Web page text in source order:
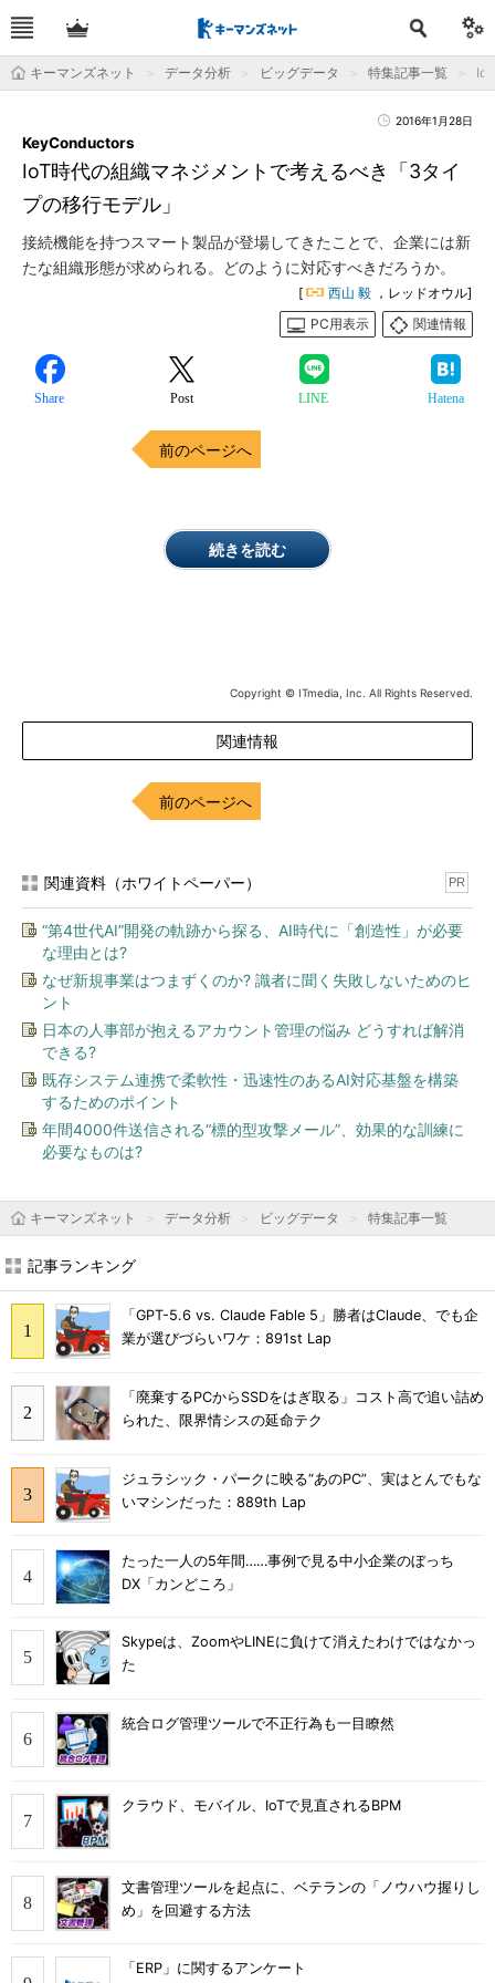
キーマンズネット データ分析 ビッグデータ 特集記事一覧
2016年1月28日
IoT時代の組織マネジメントで考えるべき「3タイ
プの移行モデル」
KeyConductors
接続機能を持つスマート製品が登場してきたことで、企業には新
たな組織形態が求められる。どのように対応すべきだろうか。
[ 西山 毅 ，レッドオウル]
PC用表示
関連情報
Share Post LINE Hatena
前のページへ
続きを読む
Copyright © ITmedia, Inc. All Rights Reserved.
関連情報
前のページへ
関連資料（ホワイトペーパー） PR
“第4世代AI”開発の軌跡から探る、AI時代に「創造性」が必要
な理由とは?
なぜ新規事業はつまずくのか? 識者に聞く失敗しないためのヒ
ント
日本の人事部が抱えるアカウント管理の悩み どうすれば解消
できる?
既存システム連携で柔軟性・迅速性のあるAI対応基盤を構築
するためのポイント
年間4000件送信される“標的型攻撃メール”、効果的な訓練に
必要なものは?
キーマンズネット データ分析 ビッグデータ 特集記事一覧
記事ランキング
「GPT-5.6 vs. Claude Fable 5」勝者はClaude、でも企
業が選びづらいワケ：891st Lap
「廃棄するPCからSSDをはぎ取る」コスト高で追い詰め
られた、限界情シスの延命テク
ジュラシック・パークに映る“あのPC”、実はとんでもな
いマシンだった：889th Lap
たった一人の5年間……事例で見る中小企業のぼっち
DX「カンどころ」
Skypeは、ZoomやLINEに負けて消えたわけではなかっ
た
統合ログ管理ツールで不正行為も一目瞭然
クラウド、モバイル、IoTで見直されるBPM
文書管理ツールを起点に、ベテランの「ノウハウ握りし
め」を回避する方法
「ERP」に関するアンケート